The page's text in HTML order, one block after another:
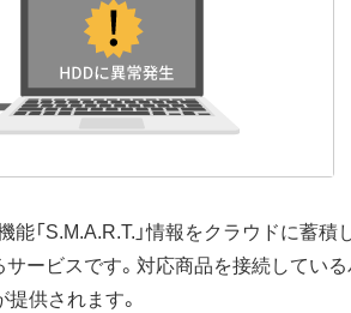
「S.M.A.R.T.」情報をクラウドに蓄積
ービスです。対応商品を接続してい
供されます。